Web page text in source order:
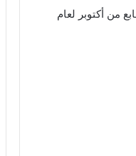
إلى 50,082 شهيد و113,408 إصابة منذ السابع من أكتوبر لعام